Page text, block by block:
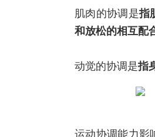
肌肉的协调是指
和放松的相互配
动觉的协调是指
运动协调能力影